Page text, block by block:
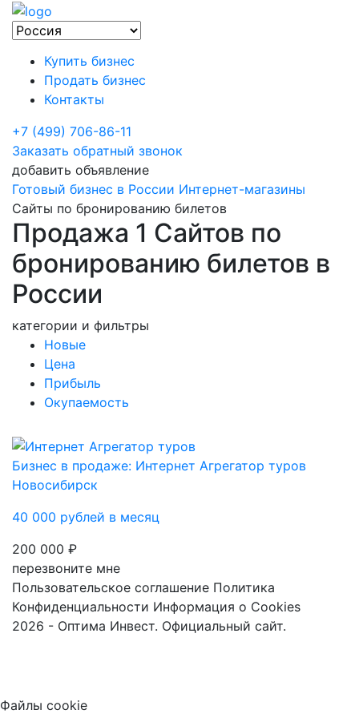
Купить бизнес
Продать бизнес
Контакты
+7 (499) 706-86-11
Заказать обратный звонок
добавить объявление
Готовый бизнес в России Интернет-магазины
Сайты по бронированию билетов
Продажа 1 Сайтов по
бронированию билетов в
России
категории и фильтры
Новые
Цена
Прибыль
Окупаемость
Бизнес в продаже: Интернет Агрегатор туров
Новосибирск
40 000 рублей в месяц
200 000 ₽
перезвоните мне
Пользовательское соглашение Политика
Конфиденциальности Информация о Cookies
2026 - Оптима Инвест. Официальный сайт.
Файлы cookie